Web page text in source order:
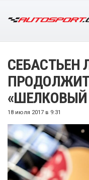
СЕБАСТЬЕН
«ШЕЛКОВЫЙ
18 июля 2017 в 9:31